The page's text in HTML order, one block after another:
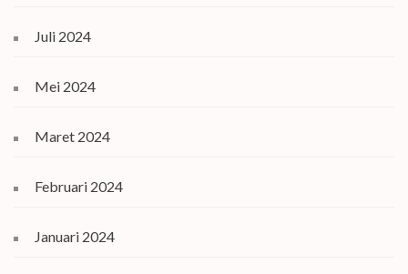
Juli 2024
Mei 2024
Maret 2024
Februari 2024
Januari 2024